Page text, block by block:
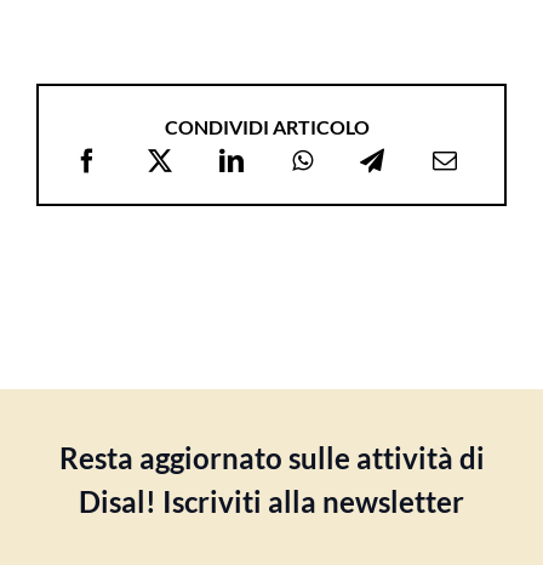
CONDIVIDI ARTICOLO
Resta aggiornato sulle attività di
Disal! Iscriviti alla newsletter